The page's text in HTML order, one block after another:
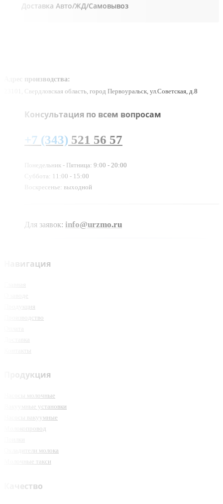
Доставка Авто/ЖД/Самовывоз
Адрес производства:
23101, Свердловская область, город Первоуральск, ул.Советская, д.8
Консультация по всем вопросам
+7 (343) 521 56 57
Понедельник - Пятница: 9:00 - 20:00
Суббота: 11:00 - 15:00
Воскресенье: выходной
Для заявок: info@urzmo.ru
Навигация
Главная
О заводе
Продукция
Производство
Доставка
Контакты
Продукция
Насосы молочные
Вакуумные установки
Насосы вакуумные
Молокопровод
Охладители молока
Молочные такси
Качество